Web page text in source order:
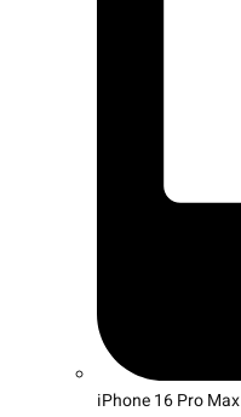
iPhone 16 Pro Max